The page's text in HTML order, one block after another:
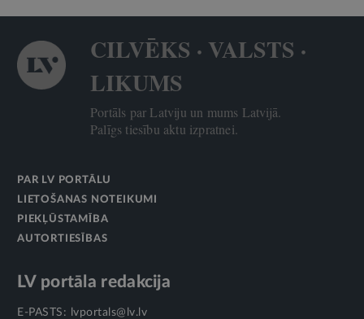
CILVĒKS · VALSTS ·
LIKUMS
Portāls par Latviju un mums Latvijā.
Palīgs tiesību aktu izpratnei.
PAR LV PORTĀLU
LIETOŠANAS NOTEIKUMI
PIEKĻŪSTAMĪBA
AUTORTIESĪBAS
LV portāla redakcija
E-PASTS:
lvportals@lv.lv